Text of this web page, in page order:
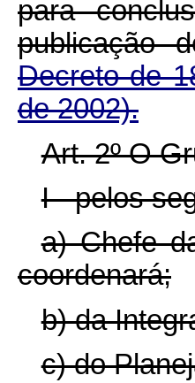
para
publicação
Decreto de
de 2002).
Art. 2º O
I - pelos
a) Chefe
coordenará;
b) da
c) do